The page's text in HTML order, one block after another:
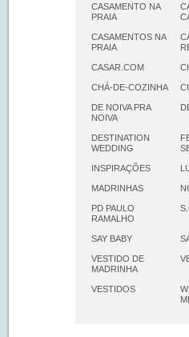
CASAMENTO NA
PRAIA
CASAMENTOS NA
PRAIA
CASAR.COM
CHÁ-DE-COZINHA
DE NOIVA PRA
NOIVA
DESTINATION
WEDDING
INSPIRAÇÕES
MADRINHAS
PD PAULO
RAMALHO
SAY BABY
VESTIDO DE
MADRINHA
VESTIDOS